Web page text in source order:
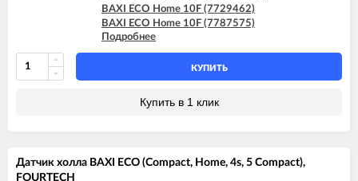
BAXI ECO Home 10F (7729462)
BAXI ECO Home 10F (7787575)
BAXI ECO Home 14F (765281001)
BAXI ECO Home 14F (7729463)
BAXI ECO Home 14F (7787576)
BAXI ECO Home 24F (765281101)
BAXI ECO Home 24F (7787577)
BAXI ECO-4s 24 F
Подробнее
КУПИТЬ
Купить в 1 клик
Датчик холла BAXI ECO (Compact, Home, 4s, 5 Compact),
FOURTECH